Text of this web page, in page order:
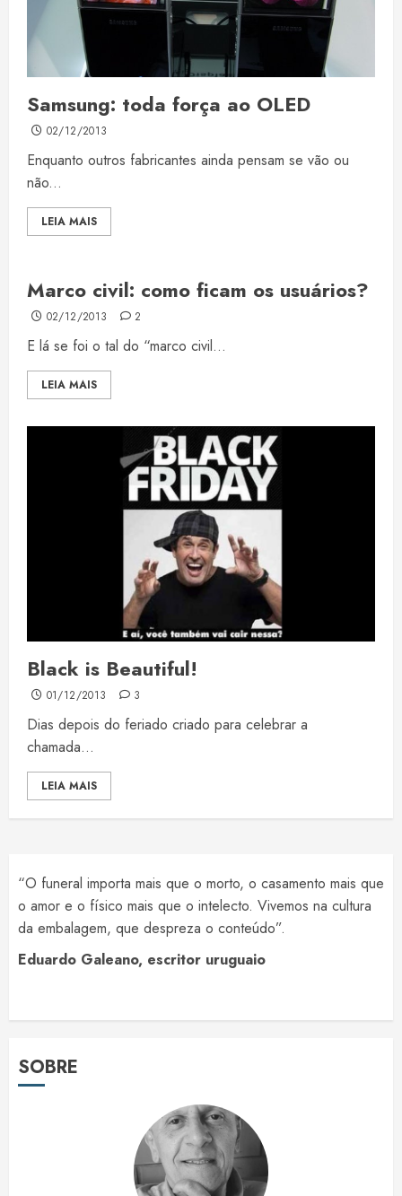
Samsung: toda força ao OLED
02/12/2013
Enquanto outros fabricantes ainda pensam se vão ou
não...
LEIA MAIS
Marco civil: como ficam os usuários?
02/12/2013 2
E lá se foi o tal do “marco civil...
LEIA MAIS
Black is Beautiful!
01/12/2013 3
Dias depois do feriado criado para celebrar a
chamada...
LEIA MAIS
“O funeral importa mais que o morto, o casamento mais que
o amor e o físico mais que o intelecto. Vivemos na cultura
da embalagem, que despreza o conteúdo”.
Eduardo Galeano, escritor uruguaio
SOBRE